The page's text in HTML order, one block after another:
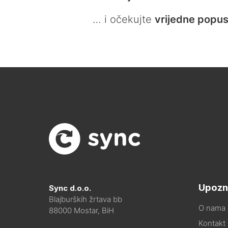
… i očekujte vrijedne
Sync d.o.o.
Blajburških žrtava bb
88000 Mostar, BiH
O nama
Kontakt